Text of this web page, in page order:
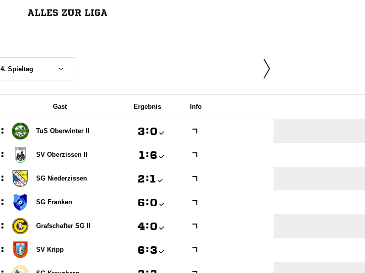
ALLES ZUR LIGA
4. Spieltag
Gast Ergebnis Info
: TuS Oberwinter II :
: SV Oberzissen II :
: SG Niederzissen :
: SG Franken :
: Grafschafter SG II :
: SV Kripp :